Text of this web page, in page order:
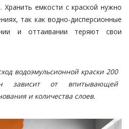
Хранить емкости с краской нужно
так как водно-дисперсионные
и оттаивании теряют свои
водоэмульсионной краски 200
от впитывающей
и количества слоев.